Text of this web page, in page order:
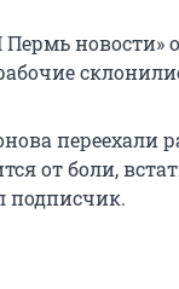
Пермь
переехали
от боли,
подписчик.